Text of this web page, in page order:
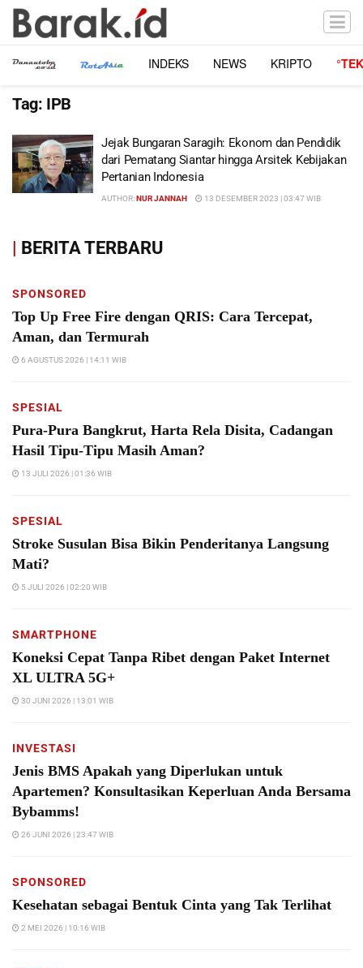
INDEKS NEWS KRIPTO
Tag: IPB
Jejak Bungaran Saragih: Ekonom dan Pendidik
dari Pematang Siantar hingga Arsitek Kebijakan
Pertanian Indonesia
AUTHOR:NUR JANNAH 13 DESEMBER 2023 | 03:47 WIB
| BERITA TERBARU
SPONSORED
Top Up Free Fire dengan QRIS: Cara Tercepat,
Aman, dan Termurah
6 AGUSTUS 2026 | 14:11 WIB
SPESIAL
Pura-Pura Bangkrut, Harta Rela Disita, Cadangan
Hasil Tipu-Tipu Masih Aman?
13 JULI 2026 | 01:36 WIB
SPESIAL
Stroke Susulan Bisa Bikin Penderitanya Langsung
Mati?
5 JULI 2026 | 02:20 WIB
SMARTPHONE
Koneksi Cepat Tanpa Ribet dengan Paket Internet
XL ULTRA 5G+
30 JUNI 2026 | 13:01 WIB
INVESTASI
Jenis BMS Apakah yang Diperlukan untuk
Apartemen? Konsultasikan Keperluan Anda Bersama
Bybamms!
26 JUNI 2026 | 23:47 WIB
SPONSORED
Kesehatan sebagai Bentuk Cinta yang Tak Terlihat
2 MEI 2026 | 10:16 WIB